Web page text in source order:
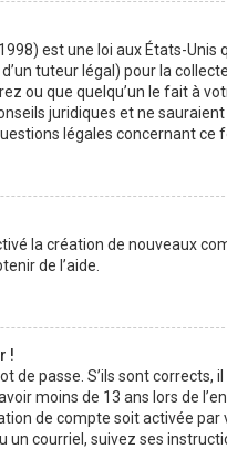
est une loi aux États-Unis
tuteur légal) pour la
ou que quelqu’un le fait à
juridiques et ne
légales concernant ce
la création de nouveaux
de l’aide.
!
passe. S’ils sont corrects,
moins de 13 ans lors de
de compte soit activée
un courriel, suivez ses